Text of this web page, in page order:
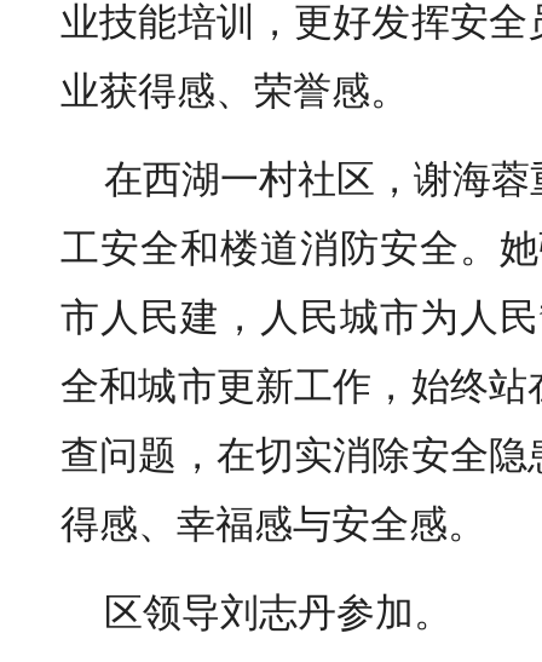
业技能培训，更好发挥安
业获得感、荣誉感。
在西湖一村社区，谢海
工安全和楼道消防安全。
市人民建，人民城市为人
全和城市更新工作，始终
查问题，在切实消除安全
得感、幸福感与安全感。
区领导刘志丹参加。